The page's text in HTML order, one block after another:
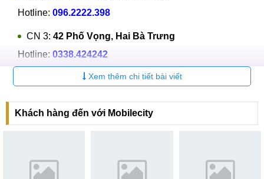
Hotline: 096.2222.398
CN 3: 42 Phố Vọng, Hai Bà Trưng
Hotline: 0338.424242
Tại TP Hồ Chí Minh
CN 4:123 Trần Quang Khải, Quận 1
Hotline:0969.520.520
Hotline:097.3333.602
Xem thêm chi tiết bài viết
Khách hàng đến với Mobilecity